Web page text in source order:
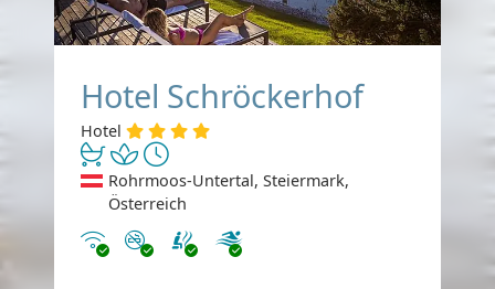
Hotel Schröckerhof
Hotel
Rohrmoos-Untertal, Steiermark,
Österreich
InternetNichtraucher